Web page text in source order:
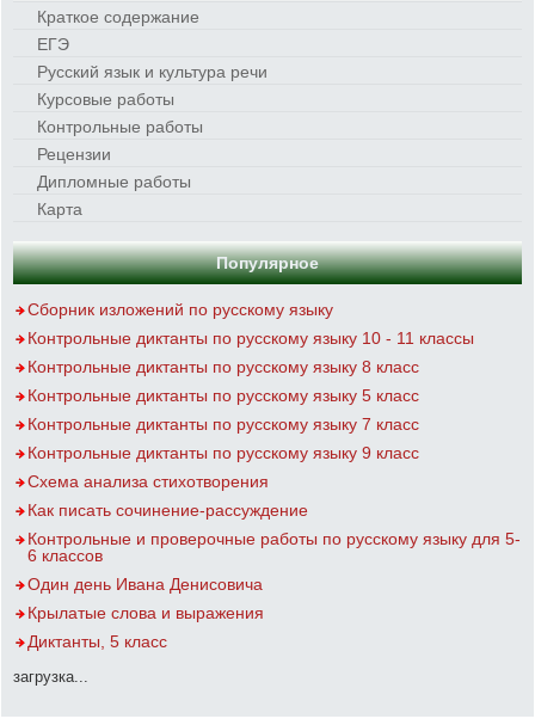
Краткое содержание
ЕГЭ
Русский язык и культура речи
Курсовые работы
Контрольные работы
Рецензии
Дипломные работы
Карта
Популярное
Сборник изложений по русскому языку
Контрольные диктанты по русскому языку 10 - 11 классы
Контрольные диктанты по русскому языку 8 класс
Контрольные диктанты по русскому языку 5 класс
Контрольные диктанты по русскому языку 7 класс
Контрольные диктанты по русскому языку 9 класс
Схема анализа стихотворения
Как писать сочинение-рассуждение
Контрольные и проверочные работы по русскому языку для 5-
6 классов
Один день Ивана Денисовича
Крылатые слова и выражения
Диктанты, 5 класс
загрузка...